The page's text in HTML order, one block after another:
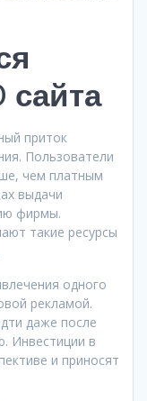
сайта
приток
Пользователи
чем платным
выдачи
фирмы.
такие ресурсы
одного
рекламой.
даже после
Инвестиции в
и приносят